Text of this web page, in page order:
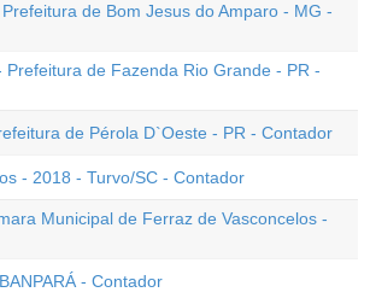
de Bom Jesus do Amparo - MG -
Prefeitura de Fazenda Rio Grande - PR -
de Pérola D`Oeste - PR - Contador
- 2018 - Turvo/SC - Contador
Municipal de Ferraz de Vasconcelos -
- Contador